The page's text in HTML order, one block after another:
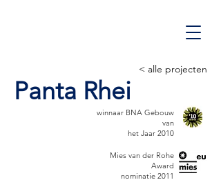
< alle projecten
Panta Rhei
winnaar BNA Gebouw
van
het Jaar 2010
Mies van der Rohe
Award
nominatie 2011